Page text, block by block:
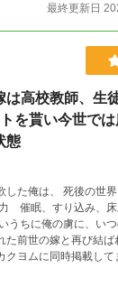
最終更新日
は高校教師、生
を貰い今世で
態
した俺は、 死後の世
催眠、すり込み、
うちに俺の虜に、い
前世の嫁と再び結ばれ
クヨムに同時掲載して